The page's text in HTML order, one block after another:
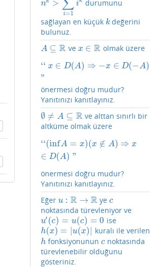
n >
i=1
i
nk>∑i 1n −1i kdurumunu
sağlayan en küçük k
kdeğerini
bulunuz.
A ⊆ R
A⊆R ve x ∈ R
x∈R olmak üzere
‘‘ x ∈ D(A) ⇒ −x ∈ D(−A)
"
‘ x∈D(A)⇒ −x∈D(− A)"
önermesi doğru mudur?
Yanıtınızı kanıtlayınız.
∅ ≠ A ⊆ R
∅ ≠A ⊆R
ve alttan sınırlı bir
altküme olmak üzere
‘‘(infA = x)(x ∉ A) ⇒ x
∈ D(A) "
‘‘(infA= x)(x∉ A)⇒x∈ D(A )"
önermesi doğru mudur?
Yanıtınızı kanıtlayınız.
Eğer u : R → R
u: R →R ye c
c
noktasında türevleniyor ve
u′ (c) = u(c) = 0
u′(c)= u(c =0 ise
h(x) = |u(x)
h(x)=|u( )| kuralı ile verilen
h
h fonksiyonununc
c noktasında
türevlenebilir olduğunu
gösteriniz.